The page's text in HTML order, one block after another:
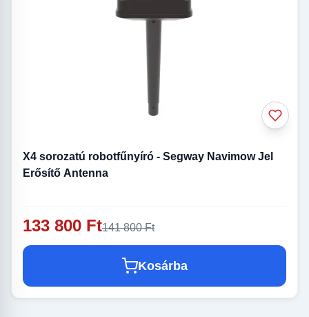
X4 sorozatú robotfűnyíró - Segway Navimow Jel
Erősítő Antenna
133 800 Ft141 800 Ft
Kosárba